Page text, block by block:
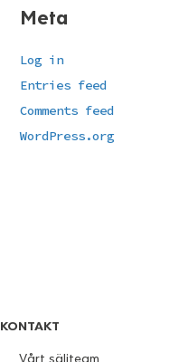
Meta
Log in
Entries feed
Comments feed
WordPress.org
KONTAKT
Vårt säljteam